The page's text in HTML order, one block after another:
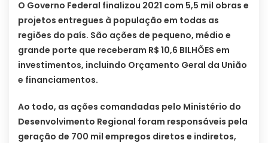
O Governo Federal finalizou 2021 com 5,5 mil obras e
projetos entregues à população em todas as
regiões do país. São ações de pequeno, médio e
grande porte que receberam R$ 10,6 BILHÕES em
investimentos, incluindo Orçamento Geral da União
e financiamentos.
Ao todo, as ações comandadas pelo Ministério do
Desenvolvimento Regional foram responsáveis pela
geração de 700 mil empregos diretos e indiretos,